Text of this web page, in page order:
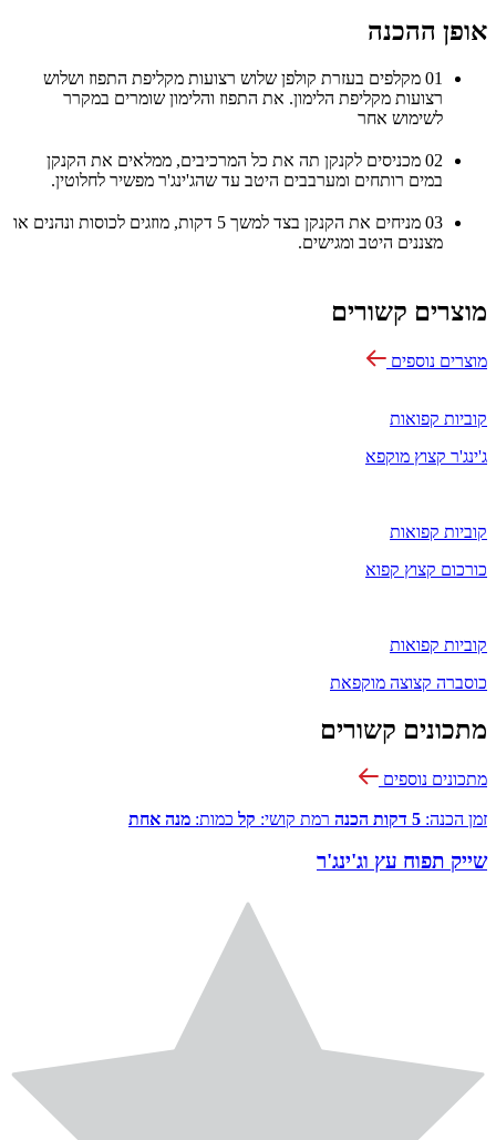
אופן ההכנה
01 מקלפים בעזרת קולפן שלוש רצועות מקליפת התפוז ושלוש
רצועות מקליפת הלימון. את התפוז והלימון שומרים במקרר
לשימוש אחר
02 מכניסים לקנקן תה את כל המרכיבים, ממלאים את הקנקן
במים רותחים ומערבבים היטב עד שהג'ינג'ר מפשיר לחלוטין.
03
מניחים את הקנקן בצד למשך 5 דקות, מוזגים לכוסות ונהנים או
מצננים היטב ומגישים.
מוצרים קשורים
מוצרים נוספים
קוביות קפואות
ג'ינג'ר קצוץ מוקפא
קוביות קפואות
כורכום קצוץ קפוא
קוביות קפואות
כוסברה קצוצה מוקפאת
מתכונים קשורים
מתכונים נוספים
זמן הכנה: 5 דקות הכנה רמת קושי: קל כמות: מנה אחת
שייק תפוח עץ וג'ינג'ר